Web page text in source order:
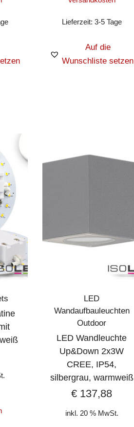
Lieferzeit: 3-5 Tage
Auf die
Wunschliste setzen
LED
Wandaufbauleuchten
Outdoor
LED Wandleuchte
Up&Down 2x3W
CREE, IP54,
silbergrau, warmweiß
€ 137,88
inkl. 20 % MwSt.